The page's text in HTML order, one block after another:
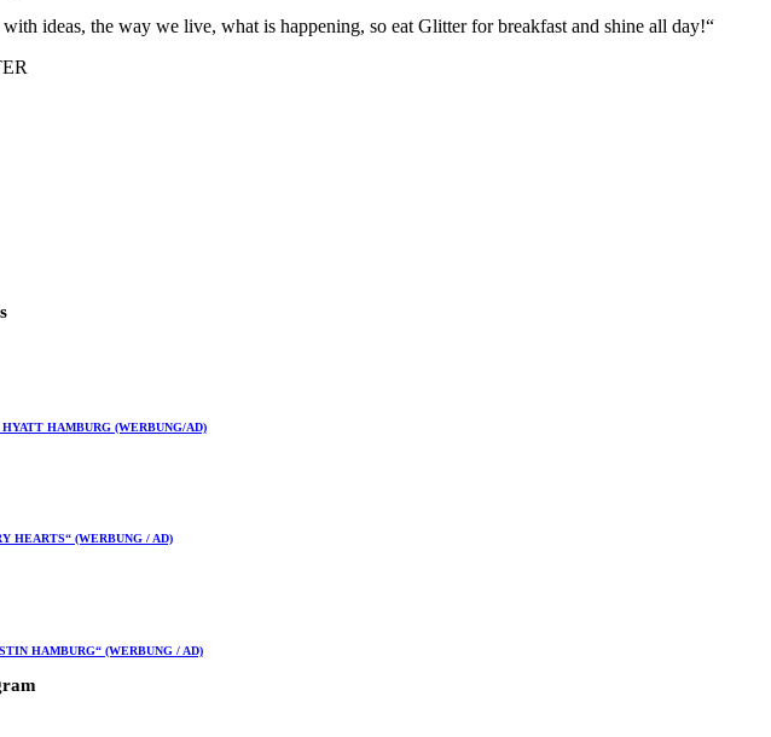
ideas, the way we live, what is happening, so eat Glitter for breakfast and shine all day!“
HAMBURG (WERBUNG/AD)
HEARTS“ (WERBUNG / AD)
HAMBURG“ (WERBUNG / AD)